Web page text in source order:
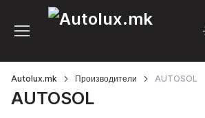
Autolux.mk Производители AUTOSOL
AUTOSOL